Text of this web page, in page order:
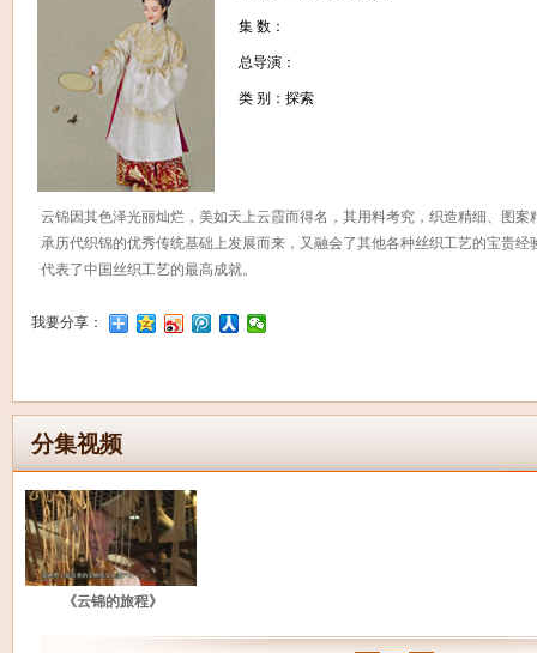
集 数：
总导演：
类 别：探索
云锦因其色泽光丽灿烂，美如天上云霞而得名，其用料考究，织造精细、图案
承历代织锦的优秀传统基础上发展而来，又融会了其他各种丝织工艺的宝贵经
代表了中国丝织工艺的最高成就。
我要分享：
分集视频
《云锦的旅程》